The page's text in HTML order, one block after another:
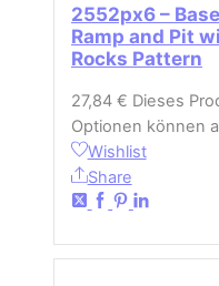
2552px6 –
Ramp and Pit
Rocks Pattern
27,84 € Dieses
Optionen können
Wishlist
Share